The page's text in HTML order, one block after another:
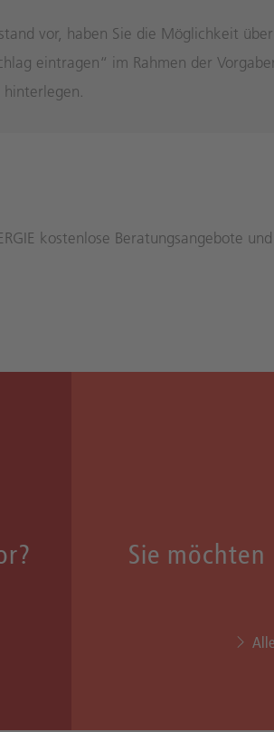
vor, haben Sie die Möglichkeit über
eintragen“ im Rahmen der
hinterlegen.
kostenlose Beratungsangebote und
Sie